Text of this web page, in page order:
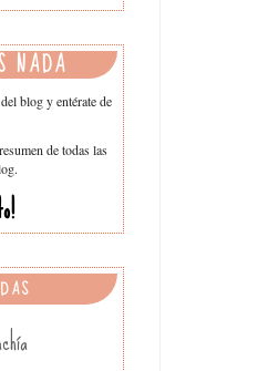
NADA
blog y entérate de
de todas las